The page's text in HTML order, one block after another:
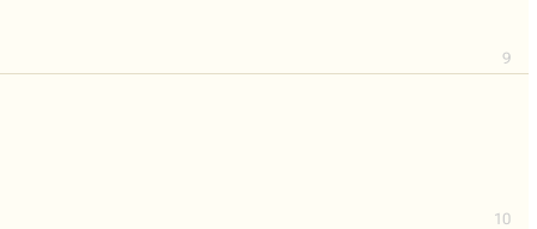
9
10